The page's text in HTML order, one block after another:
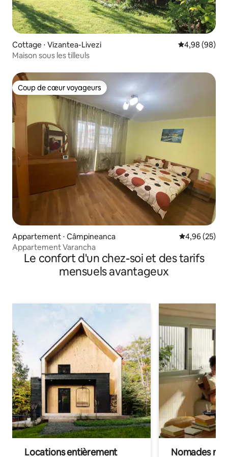
Cottage ⋅ Vizantea-Livezi Évaluation
4,98 (98)
Maison sous les tilleuls
Coup de cœur voyageurs
Coup de cœur voyageurs
Appartement ⋅ Câmpineanca Évaluation
4,96 (25)
Appartement Varancha
Le confort d'un chez-soi et des tarifs
mensuels avantageux
Locations entièrement Nomades